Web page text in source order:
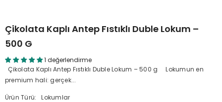
Çikolata Kaplı Antep Fıstıklı Duble Lokum –
500 G
1 değerlendirme
Çikolata Kaplı Antep Fıstıklı Duble Lokum – 500 g Lokumun en
premium hali: gerçek...
Ürün Türü: Lokumlar